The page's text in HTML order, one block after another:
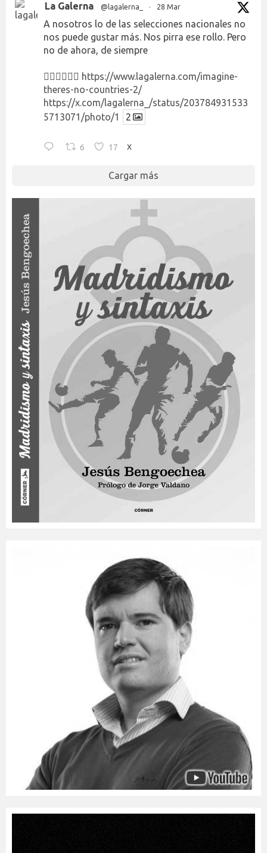
La Galerna @lagalerna_ · 28 Mar
A nosotros lo de las selecciones nacionales no
nos puede gustar más. Nos pirra ese rollo. Pero
no de ahora, de siempre
👉🏻👉🏻👉🏻 https://www.lagalerna.com/imagine-
theres-no-countries-2/
https://x.com/lagalerna_/status/203784931533
5713071/photo/1
2
6 17 X
Cargar más